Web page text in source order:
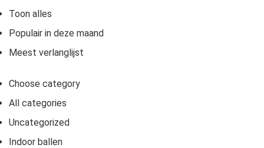
Toon alles
Populair in deze maand
Meest verlanglijst
Choose category
All categories
Uncategorized
Indoor ballen